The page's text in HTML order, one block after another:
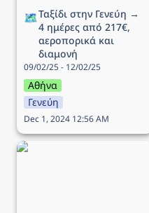
🗺️Ταξίδι στην Γενεύη →
4 ημέρες από 217€,
αεροπορικά και
διαμονή
09/02/25 - 12/02/25
Αθήνα
Γενεύη
Dec 1, 2024 12:56 AM
Ταξίδι στην Πράγα → 4